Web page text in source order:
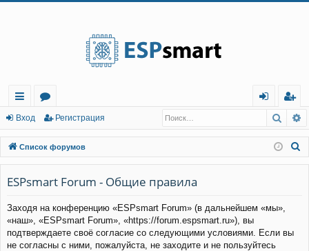
с
ы
лк
и
о
ру
м
ы
д
г
ис
тр
Вход Регистрация
Список форумов
ESPsmart Forum - Общие правила
Заходя на конференцию «ESPsmart Forum» (в дальнейшем «мы»,
«наш», «ESPsmart Forum», «https://forum.espsmart.ru»), вы
подтверждаете своё согласие со следующими условиями. Если вы
не согласны с ними, пожалуйста, не заходите и не пользуйтесь